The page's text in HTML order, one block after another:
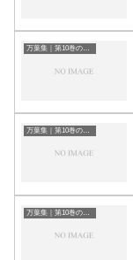
万葉集｜第10巻の和歌一覧
万葉集｜第10巻の和歌一覧
万葉集｜第10巻の和歌一覧